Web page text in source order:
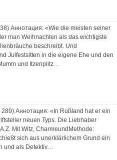
) Аннотация: «Wie die meisten seiner
man Weihnachten als das wichtigste
beschreibt. Und
Julfestsitten in die eigene Ehe und den
und Itzenplitz…
289) Аннотация: «In Rußland hat er ein
neuen Typs. Die Liebhaber
Mit Witz, CharmeundMethode:
sich aus unerklärlichem Grund ein
und als Detektiv…